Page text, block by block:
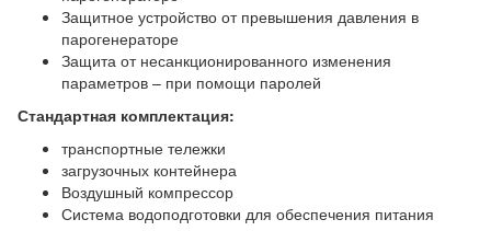
Защитное устройство от превышения давления в
парогенераторе
Защита от несанкционированного изменения
параметров – при помощи паролей
Стандартная комплектация:
транспортные тележки
загрузочных контейнера
Воздушный компрессор
Система водоподготовки для обеспечения питания